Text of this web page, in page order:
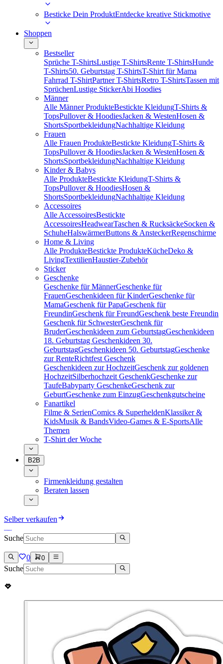
Besticke Dein ProduktEntdecke kreative Stickmotive
Shoppen
Bestseller
Sprüche T-ShirtsLustige T-ShirtsRente T-ShirtsHunde
T-Shirts50. Geburtstag T-ShirtsT-Shirt für Mama
Fahrrad T-ShirtPartner T-ShirtsRetro T-ShirtsTassen mit
SprüchenLustige StickerAbi Hoodies
Männer
Alle Männer ProdukteBestickte KleidungT-Shirts &
TopsPullover & HoodiesJacken & WestenHosen &
ShortsSportbekleidungNachhaltige Kleidung
Frauen
Alle Frauen ProdukteBestickte KleidungT-Shirts &
TopsPullover & HoodiesJacken & WestenHosen &
ShortsSportbekleidungNachhaltige Kleidung
Kinder & Babys
Alle ProdukteBestickte KleidungT-Shirts &
TopsPullover & HoodiesHosen &
ShortsSportbekleidungNachhaltige Kleidung
Accessoires
Alle AccessoiresBestickte
AccessoiresHeadwearTaschen & RucksäckeSocken &
SchuheHalswärmerButtons & AnsteckerRegenschirme
Home & Living
Alle ProdukteBestickte ProdukteKücheDeko &
LivingTextilienHaustier-Zubehör
Sticker
Geschenke
Geschenke für MännerGeschenke für
FrauenGeschenkideen für KinderGeschenke für
MamaGeschenk für PapaGeschenk für
FreundinGeschenk für FreundGeschenk beste Freundin
Geschenk für SchwesterGeschenk für
BruderGeschenkideen zum GeburtstagGeschenkideen
18. Geburtstag Geschenkideen 30.
GeburtstagGeschenkideen 50. GeburtstagGeschenke
zur RenteRichtfest Geschenk
Geschenkideen zur HochzeitGeschenk zur goldenen
HochzeitSilberhochzeit GeschenkGeschenke zur
TaufeBabyparty GeschenkeGeschenk zur
GeburtGeschenke zum EinzugGeschenkgutscheine
Fanartikel
Filme & SerienComics & SuperheldenKlassiker &
KidsMusik & BandsVideo-Games & E-SportsAlle
Themen
T-Shirt der Woche
B2B
Firmenkleidung gestalten
Beraten lassen
Selber verkaufen
Suche
0 0
Suche